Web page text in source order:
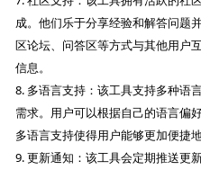
成。他们乐于分享经验和解答问题
区论坛、问答区等方式与其他用户
信息。
8. 多语言支持：该工具支持多种语
需求。用户可以根据自己的语言偏
多语言支持使得用户能够更加便捷
9. 更新通知：该工具会定期推送更